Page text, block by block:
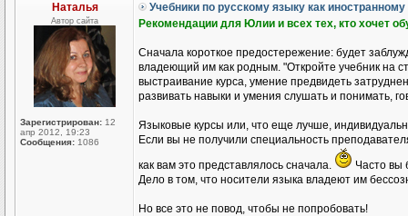
Наталья
Автор сайта
Зарегистрирован: 12
апр 2012, 19:23
Сообщения: 1086
Учебники по русскому языку как иностранному
Рекомендации для Юлии и всех тех, кто хочет
Сначала короткое предостережение: будет
владеющий им как родным. "Откройте учебник на
выстраивание курса, умение предвидеть
развивать навыки и умения слушать и понимать,
Языковые курсы или, что еще лучше,
Если вы не получили специальность
как вам это представлялось сначала.
Часто вы
Дело в том, что носители языка владеют им
Но все это не повод, чтобы не попробовать!